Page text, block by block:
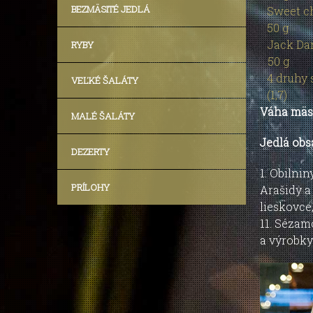
BEZMÄSITÉ JEDLÁ
RYBY
VEĽKÉ ŠALÁTY
MALÉ ŠALÁTY
DEZERTY
PRÍLOHY
Sweet
50 g
Jack
50 g
4 druhy
(1,7)
Váha
Jedlá
1.
Arašidy
11.
a